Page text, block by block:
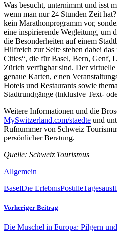
Was besucht, unternimmt und isst
wenn man nur 24 Stunden Zeit
kein Marathonprogramm vor,
eine inspirierende Wegleitung, um
die Besonderheiten auf einem
Hilfreich zur Seite stehen dabei
Cities“, die für Basel, Bern, Genf,
Zürich verfügbar sind. Der virtuelle
genaue Karten, einen
Hotels und Restaurants sowie
Stadtrundgänge (inklusive Text-
Weitere Informationen und die
MySwitzerland.com/staedte und
Rufnummer von Schweiz
persönlicher Beratung.
Quelle: Schweiz Tourismus
Allgemein
BaselDie ErlebnisPostille
Vorheriger Beitrag
Die Muschel in Europa: Pilgern